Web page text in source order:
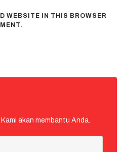
WEBSITE IN THIS BROWSER
akan membantu Anda.